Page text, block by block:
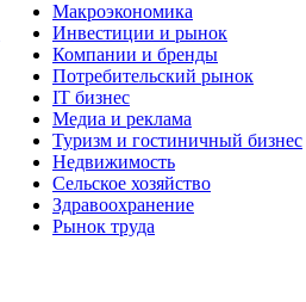
Макроэкономика
Инвестиции и рынок
Компании и бренды
Потребительский рынок
IT бизнес
Медиа и реклама
Туризм и гостиничный бизнес
Недвижимость
Сельское хозяйство
Здравоохранение
Рынок труда